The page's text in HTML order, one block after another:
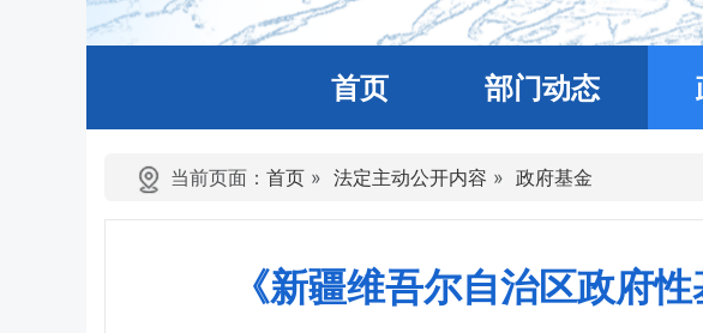
首页 部门动态
当前页面： 首页 » 法定主动公开内容 » 政府基金
《新疆维吾尔自治区政府